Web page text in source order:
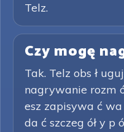
Telz.
Czy mogę
Tak. Telz obs ł
nagrywanie rozm
esz zapisywa ć
da ć szczeg ół y p